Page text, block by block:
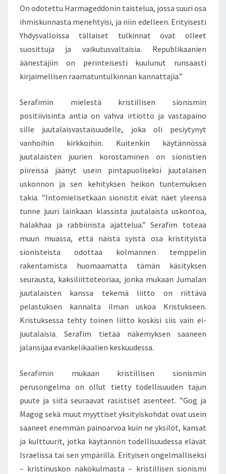
On odotettu Harmageddonin taistelua, jossa suuri osa
ihmiskunnasta menehtyisi, ja niin edelleen. Erityisesti
Yhdysvalloissa tällaiset tulkinnat ovat olleet
suosittuja ja vaikutusvaltaisia. Republikaanien
äänestäjiin on perinteisesti kuulunut runsaasti
kirjaimellisen raamatuntulkinnan kannattajia.”
Serafimin mielestä kristillisen sionismin
positiivisinta antia on vahva irtiotto ja vastapaino
sille juutalaisvastaisuudelle, joka oli pesiytynyt
vanhoihin kirkkoihin. Kuitenkin käytännössä
juutalaisten juurien korostaminen on sionistien
piireissä jäänyt usein pintapuoliseksi juutalaisen
uskonnon ja sen kehityksen heikon tuntemuksen
takia. ”Intomielisetkään sionistit eivät näet yleensä
tunne juuri lainkaan klassista juutalaista uskontoa,
halakhaa ja rabbiinista ajattelua.” Serafim toteaa
muun muassa, että näistä syistä osa kristityistä
sionisteista odottaa kolmannen temppelin
rakentamista huomaamatta tämän käsityksen
seurausta, kaksiliittoteoriaa, jonka mukaan Jumalan
juutalaisten kanssa tekemä liitto on riittävä
pelastuksen kannalta ilman uskoa Kristukseen.
Kristuksessa tehty toinen liitto koskisi siis vain ei-
juutalaisia. Serafim tietää näkemyksen saaneen
jalansijaa evankelikaalien keskuudessa.
Serafimin mukaan kristillisen sionismin
perusongelma on ollut tietty todellisuuden tajun
puute ja siitä seuraavat rasistiset asenteet. ”Gog ja
Magog sekä muut myyttiset yksityiskohdat ovat usein
saaneet enemmän painoarvoa kuin ne yksilöt, kansat
ja kulttuurit, jotka käytännön todellisuudessa elävät
Israelissa tai sen ympärillä. Erityisen ongelmalliseksi
– kristinuskon näkökulmasta – kristillisen sionismi